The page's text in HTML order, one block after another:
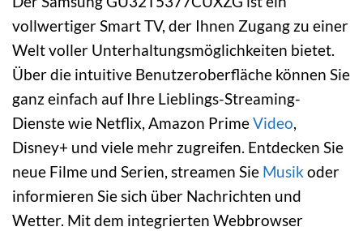
vollwertiger Smart TV, der Ihnen Zugang zu einer
Welt voller Unterhaltungsmöglichkeiten bietet.
Über die intuitive Benutzeroberfläche können Sie
ganz einfach auf Ihre Lieblings-Streaming-
Dienste wie Netflix, Amazon PrimeVideo,
Disney+ und viele mehr zugreifen. Entdecken Sie
neue Filme und Serien, streamen Sie Musik oder
informieren Sie sich über Nachrichten und
Wetter. Mit dem integrierten Webbrowser